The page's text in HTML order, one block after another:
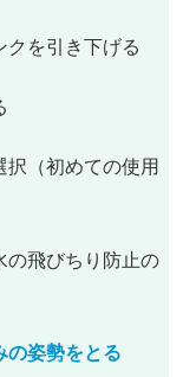
を引き下げる
（初めての使用
飛びちり防止の
姿勢をとる